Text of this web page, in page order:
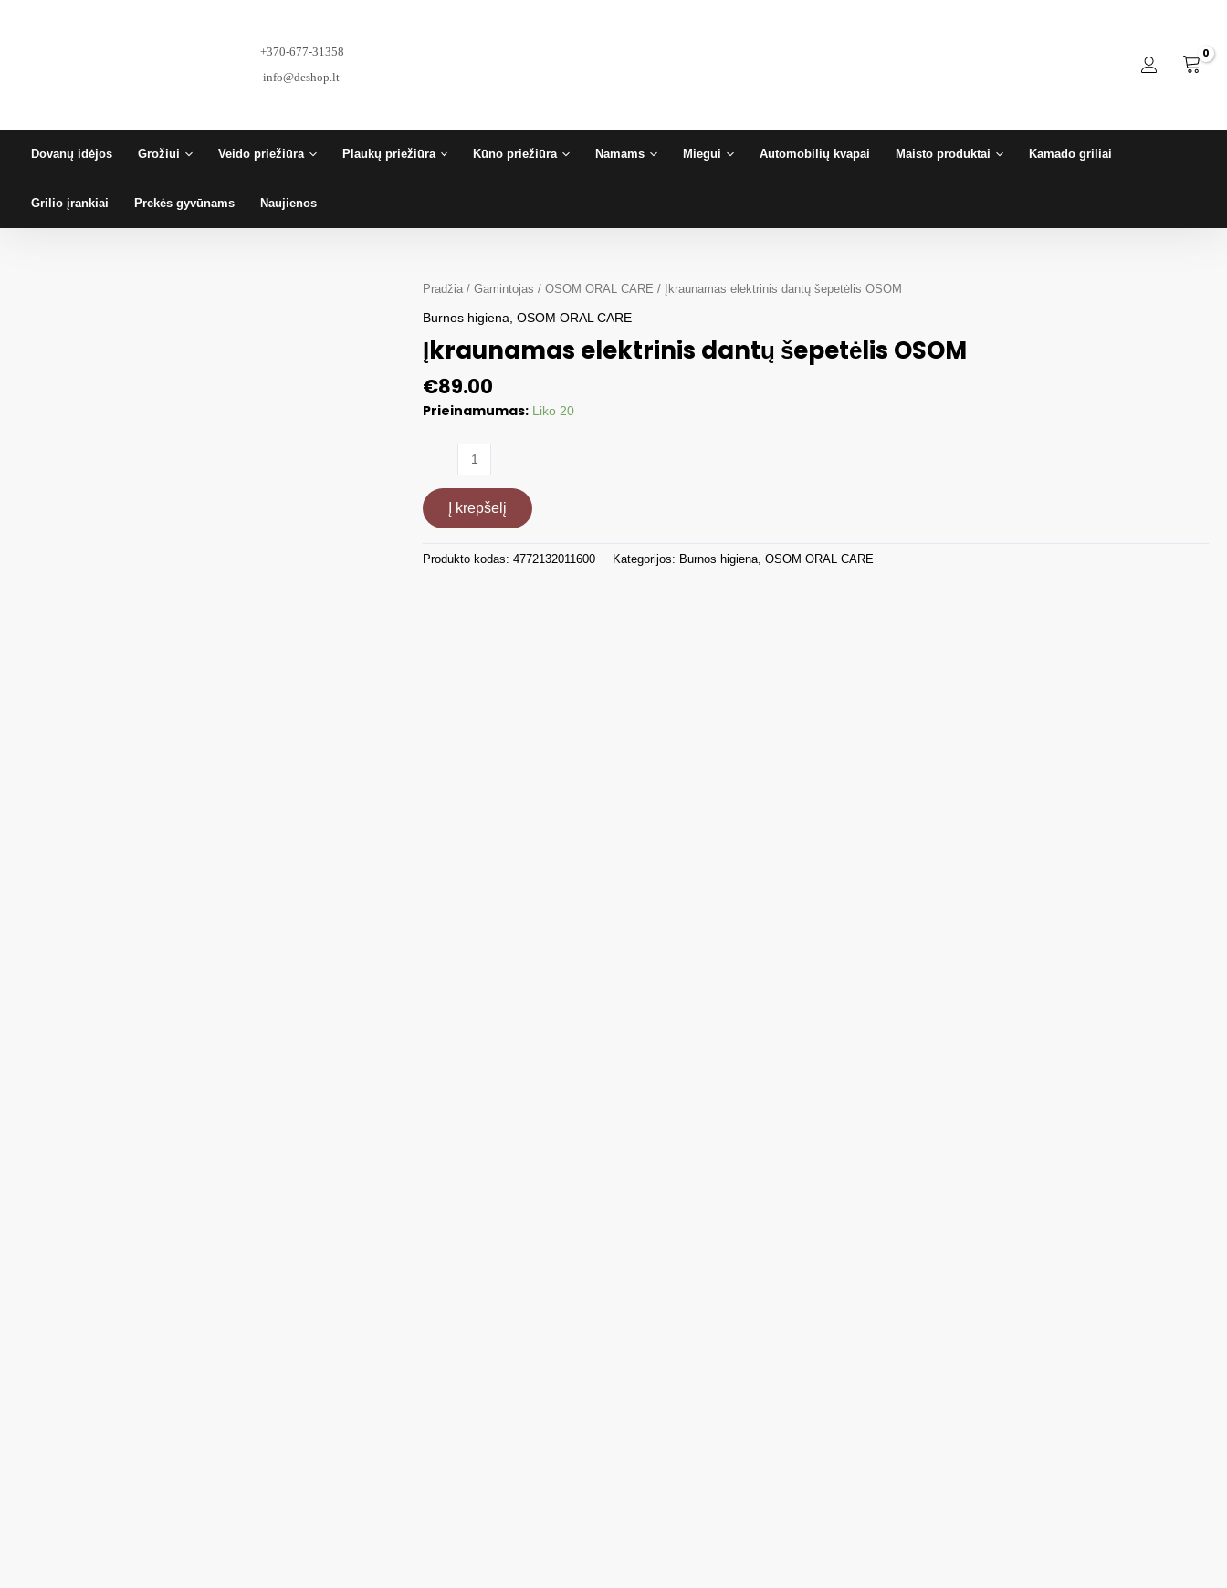
+370-677-31358
info@deshop.lt
Dovanų idėjos Grožiui Veido priežiūra Plaukų priežiūra Kūno priežiūra Namams Miegui Automobilių kvapai Maisto produktai Kamado griliai
Grilio įrankiai Prekės gyvūnams Naujienos
Pradžia /Gamintojas /OSOM ORAL CARE / Įkraunamas elektrinis dantų šepetėlis OSOM
Burnos higiena ,OSOM ORAL CARE
Įkraunamas elektrinis dantų šepetėlis OSOM
€89.00
Prieinamumas: Liko 20
produkto
Įkraunamas
elektrinis
dantų
šepetėlis
Į krepšelį
Produkto kodas:4772132011600 Kategorijos: Burnos higiena,OSOM ORAL CARE